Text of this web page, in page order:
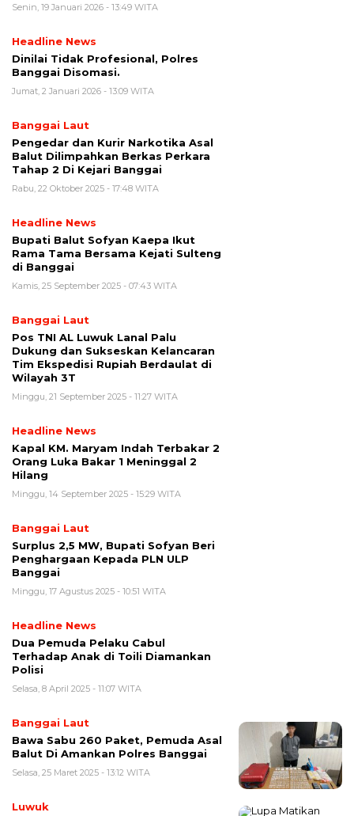
Senin, 19 Januari 2026 - 13:49 WITA
Headline News
Dinilai Tidak Profesional, Polres
Banggai Disomasi.
Jumat, 2 Januari 2026 - 13:09 WITA
Banggai Laut
Pengedar dan Kurir Narkotika Asal
Balut Dilimpahkan Berkas Perkara
Tahap 2 Di Kejari Banggai
Rabu, 22 Oktober 2025 - 17:48 WITA
Headline News
Bupati Balut Sofyan Kaepa Ikut
Rama Tama Bersama Kejati Sulteng
di Banggai
Kamis, 25 September 2025 - 07:43 WITA
Banggai Laut
Pos TNI AL Luwuk Lanal Palu
Dukung dan Sukseskan Kelancaran
Tim Ekspedisi Rupiah Berdaulat di
Wilayah 3T
Minggu, 21 September 2025 - 11:27 WITA
Headline News
Kapal KM. Maryam Indah Terbakar 2
Orang Luka Bakar 1 Meninggal 2
Hilang
Minggu, 14 September 2025 - 15:29 WITA
Banggai Laut
Surplus 2,5 MW, Bupati Sofyan Beri
Penghargaan Kepada PLN ULP
Banggai
Minggu, 17 Agustus 2025 - 10:51 WITA
Headline News
Dua Pemuda Pelaku Cabul
Terhadap Anak di Toili Diamankan
Polisi
Selasa, 8 April 2025 - 11:07 WITA
Banggai Laut
Bawa Sabu 260 Paket, Pemuda Asal
Balut Di Amankan Polres Banggai
Selasa, 25 Maret 2025 - 13:12 WITA
Luwuk